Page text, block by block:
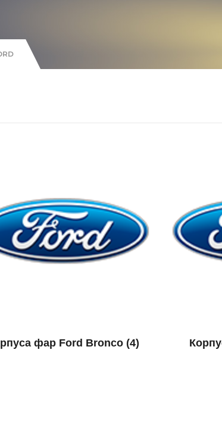
фар Ford Bronco (4)